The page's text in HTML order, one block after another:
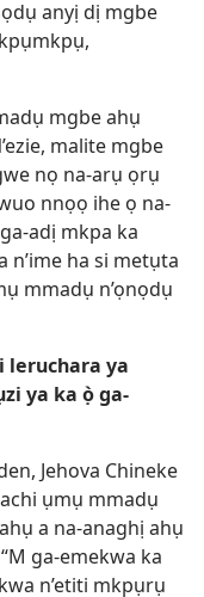
anyị dị mgbe
mgbe ahụ
malite mgbe
nọ na-arụ ọrụ
nnọọ ihe ọ na-
adị mkpa ka
n’ime ha si metụta
mmadụ n’ọnọdụ
leruchara ya
ya ka ọ̀ ga-
Jehova Chineke
ụmụ mmadụ
a na-anaghị ahụ
ga-emekwa ka
n’etiti mkpụrụ